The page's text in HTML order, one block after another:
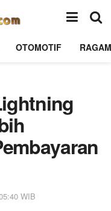
OTOMOTIF RAGAM
WIB